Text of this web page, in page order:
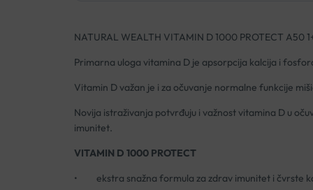
NATURAL WEALTH VITAMIN D 1000 PROTECT A50
Primarna uloga vitamina D je apsorpcija kalcija i
Vitamin D važan je i za očuvanje normalne funkcije
Novija istraživanja potvrđuju i važnost vitamina D u
imunitet.
VITAMIN D 1000 PROTECT
• ekstra snažna formula za zdrav imunitet i čvrste